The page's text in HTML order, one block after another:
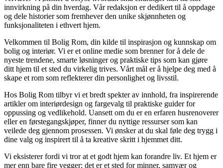
innvirkning på din hverdag. Vår redaksjon er dedikert til å oppdage
og dele historier som fremhever den unike skjønnheten og
funksjonaliteten i ethvert hjem.
Velkommen til Bolig Rom, din kilde til inspirasjon og kunnskap om
bolig og interiør. Vi er et online medie som brenner for å dele de
nyeste trendene, smarte løsninger og praktiske tips som kan gjøre
ditt hjem til et sted du virkelig trives. Vårt mål er å hjelpe deg med å
skape et rom som reflekterer din personlighet og livsstil.
Hos Bolig Rom tilbyr vi et bredt spekter av innhold, fra inspirerende
artikler om interiørdesign og fargevalg til praktiske guider for
oppussing og vedlikehold. Uansett om du er en erfaren husrenoverer
eller en førstegangskjøper, finner du nyttige ressurser som kan
veilede deg gjennom prosessen. Vi ønsker at du skal føle deg trygg i
dine valg og inspirert til å ta kreative skritt i hjemmet ditt.
Vi eksisterer fordi vi tror at et godt hjem kan forandre liv. Et hjem er
mer enn bare fire vegger; det er et sted for minner, samvær og